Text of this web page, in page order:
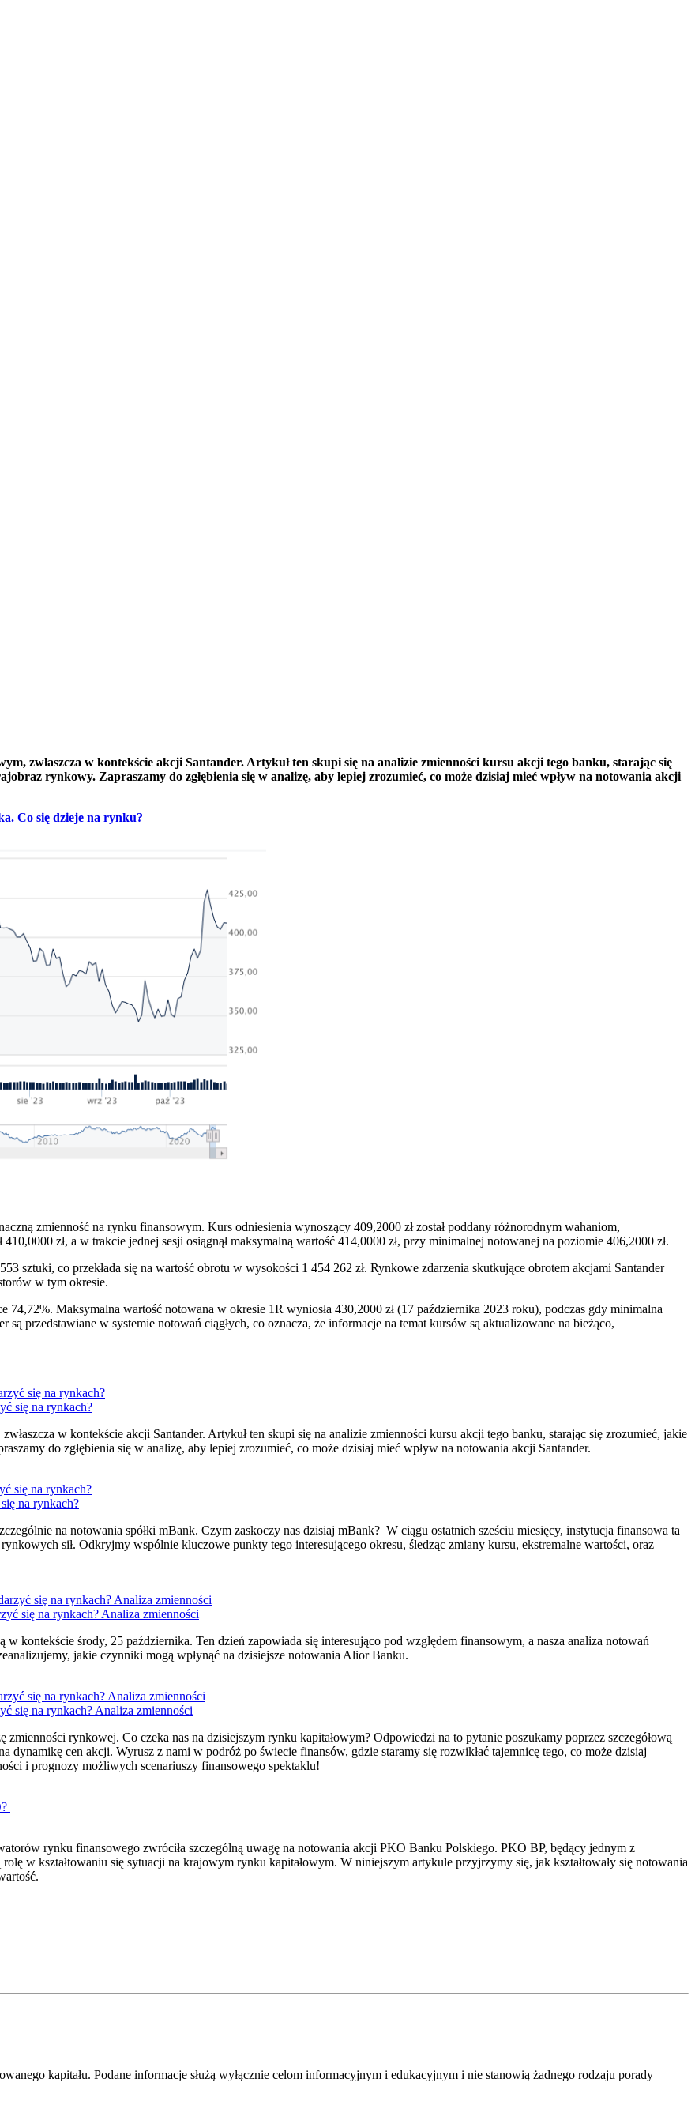
zwłaszcza w kontekście akcji Santander. Artykuł ten skupi się na analizie zmienności kursu akcji tego banku, starając się
rynkowy. Zapraszamy do zgłębienia się w analizę, aby lepiej zrozumieć, co może dzisiaj mieć wpływ na notowania akcji
Co się dzieje na rynku?
zmienność na rynku finansowym. Kurs odniesienia wynoszący 409,2000 zł został poddany różnorodnym wahaniom,
zł, a w trakcie jednej sesji osiągnął maksymalną wartość 414,0000 zł, przy minimalnej notowanej na poziomie 406,2000 zł.
sztuki, co przekłada się na wartość obrotu w wysokości 1 454 262 zł. Rynkowe zdarzenia skutkujące obrotem akcjami Santander
w tym okresie.
74,72%. Maksymalna wartość notowana w okresie 1R wyniosła 430,2000 zł (17 października 2023 roku), podczas gdy minimalna
są przedstawiane w systemie notowań ciągłych, co oznacza, że informacje na temat kursów są aktualizowane na bieżąco,
się na rynkach?
w kontekście akcji Santander. Artykuł ten skupi się na analizie zmienności kursu akcji tego banku, starając się zrozumieć, jakie
do zgłębienia się w analizę, aby lepiej zrozumieć, co może dzisiaj mieć wpływ na notowania akcji Santander.
na rynkach?
na notowania spółki mBank. Czym zaskoczy nas dzisiaj mBank? W ciągu ostatnich sześciu miesięcy, instytucja finansowa ta
sił. Odkryjmy wspólnie kluczowe punkty tego interesującego okresu, śledząc zmiany kursu, ekstremalne wartości, oraz
się na rynkach? Analiza zmienności
kontekście środy, 25 października. Ten dzień zapowiada się interesująco pod względem finansowym, a nasza analiza notowań
jakie czynniki mogą wpłynąć na dzisiejsze notowania Alior Banku.
się na rynkach? Analiza zmienności
rynkowej. Co czeka nas na dzisiejszym rynku kapitałowym? Odpowiedzi na to pytanie poszukamy poprzez szczegółową
cen akcji. Wyrusz z nami w podróż po świecie finansów, gdzie staramy się rozwikłać tajemnicę tego, co może dzisiaj
i prognozy możliwych scenariuszy finansowego spektaklu!
rynku finansowego zwróciła szczególną uwagę na notowania akcji PKO Banku Polskiego. PKO BP, będący jednym z
w kształtowaniu się sytuacji na krajowym rynku kapitałowym. W niniejszym artykule przyjrzymy się, jak kształtowały się notowania
kapitału. Podane informacje służą wyłącznie celom informacyjnym i edukacyjnym i nie stanowią żadnego rodzaju porady